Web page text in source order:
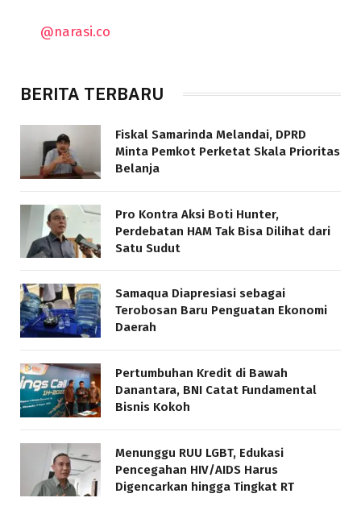
@narasi.co
BERITA TERBARU
Fiskal Samarinda Melandai, DPRD
Minta Pemkot Perketat Skala Prioritas
Belanja
Pro Kontra Aksi Boti Hunter,
Perdebatan HAM Tak Bisa Dilihat dari
Satu Sudut
Samaqua Diapresiasi sebagai
Terobosan Baru Penguatan Ekonomi
Daerah
Pertumbuhan Kredit di Bawah
Danantara, BNI Catat Fundamental
Bisnis Kokoh
Menunggu RUU LGBT, Edukasi
Pencegahan HIV/AIDS Harus
Digencarkan hingga Tingkat RT